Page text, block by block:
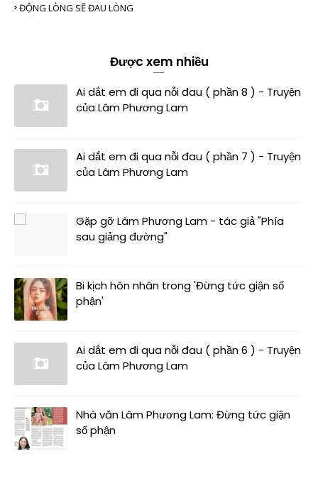
ĐỘNG LÒNG SẼ ĐAU LÒNG
Được xem nhiều
Ai dắt em đi qua nỗi đau ( phần 8 ) - Truyện
của Lâm Phương Lam
Ai dắt em đi qua nỗi đau ( phần 7 ) - Truyện
của Lâm Phương Lam
Gặp gỡ Lâm Phương Lam - tác giả "Phía
sau giảng đường"
Bi kịch hôn nhân trong 'Đừng tức giận số
phận'
Ai dắt em đi qua nỗi đau ( phần 6 ) - Truyện
của Lâm Phương Lam
Nhà văn Lâm Phương Lam: Đừng tức giận
số phận